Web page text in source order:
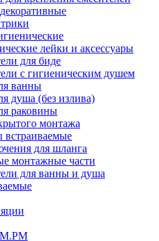
лейки и аксессуары
для биде
с гигиеническим душем
ванны
душа (без излива)
раковины
монтажа
встраиваемые
для шланга
монтажные части
для ванны и душа